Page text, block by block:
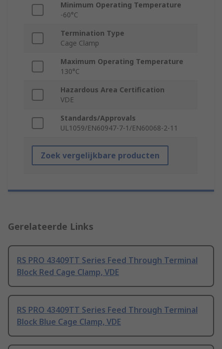
Minimum Operating Temperature
-60°C
Termination Type
Cage Clamp
Maximum Operating Temperature
130°C
Hazardous Area Certification
VDE
Standards/Approvals
UL1059/EN60947-7-1/EN60068-2-11
Zoek vergelijkbare producten
Gerelateerde Links
RS PRO 43409TT Series Feed Through Terminal
Block Red Cage Clamp, VDE
RS PRO 43409TT Series Feed Through Terminal
Block Blue Cage Clamp, VDE